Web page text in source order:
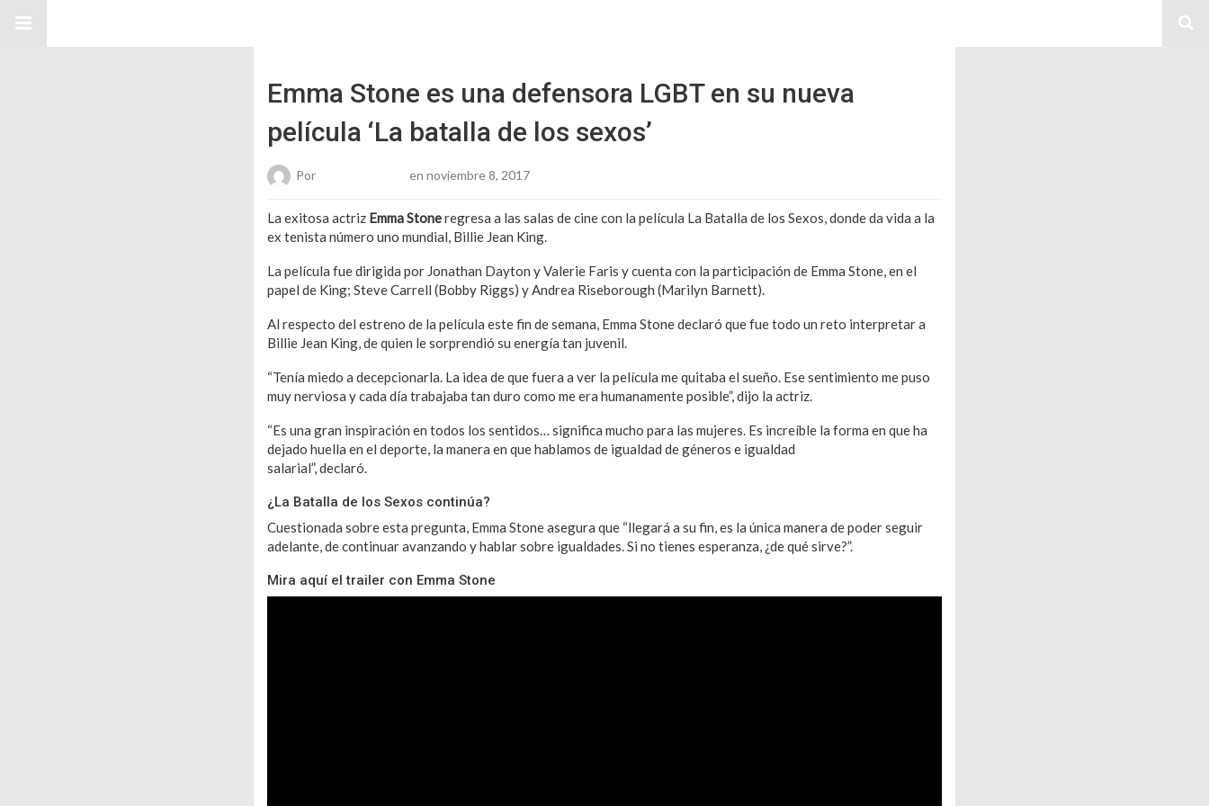
Emma Stone es una defensora LGBT en su nueva
película ‘La batalla de los sexos’
Por en noviembre 8, 2017
La exitosa actriz Emma Stoneregresa a las salas de cine con la película La Batalla de los Sexos, donde da vida a la
ex tenista número uno mundial, Billie Jean King.
La película fue dirigida por Jonathan Dayton y Valerie Faris y cuenta con la participación de Emma Stone, en el
papel de King; Steve Carrell (Bobby Riggs) y Andrea Riseborough (Marilyn Barnett).
Al respecto del estreno de la película este fin de semana, Emma Stone declaró que fue todo un reto interpretar a
Billie Jean King, de quien le sorprendió su energía tan juvenil.
“Tenía miedo a decepcionarla. La idea de que fuera a ver la película me quitaba el sueño. Ese sentimiento me puso
muy nerviosa y cada día trabajaba tan duro como me era humanamente posible”, dijo la actriz.
“Es una gran inspiración en todos los sentidos… significa mucho para las mujeres. Es increíble la forma en que ha
dejado huella en el deporte, la manera en que hablamos de igualdad de géneros e igualdad
salarial”, declaró.
¿La Batalla de los Sexos continúa?
Cuestionada sobre esta pregunta, Emma Stone asegura que “llegará a su fin, es la única manera de poder seguir
adelante, de continuar avanzando y hablar sobre igualdades. Si no tienes esperanza, ¿de qué sirve?”.
Mira aquí el trailer con Emma Stone